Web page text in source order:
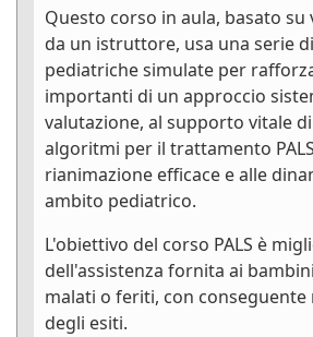
Questo corso in aula, basato su
da un istruttore, usa una serie
pediatriche simulate per
importanti di un approccio
valutazione, al supporto vitale
algoritmi per il trattamento
rianimazione efficace e alle
ambito pediatrico.
L'obiettivo del corso PALS è
dell'assistenza fornita ai
malati o feriti, con
degli esiti.